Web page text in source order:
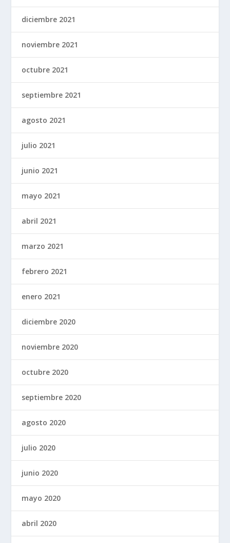
diciembre 2021
noviembre 2021
octubre 2021
septiembre 2021
agosto 2021
julio 2021
junio 2021
mayo 2021
abril 2021
marzo 2021
febrero 2021
enero 2021
diciembre 2020
noviembre 2020
octubre 2020
septiembre 2020
agosto 2020
julio 2020
junio 2020
mayo 2020
abril 2020